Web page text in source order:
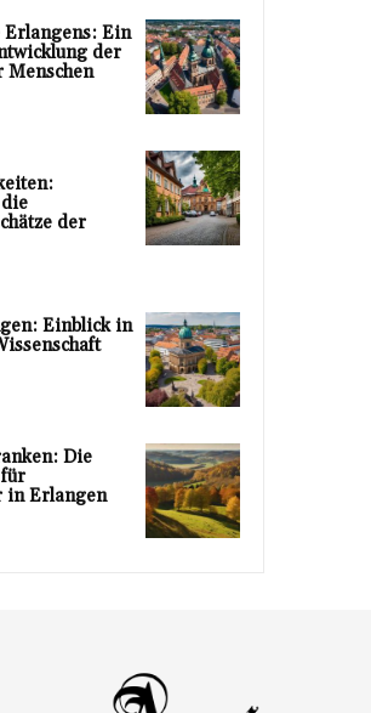
Erlangens: Ein
der
Menschen
der
Einblick in
Die
in Erlangen